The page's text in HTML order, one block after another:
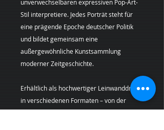
unverwechselbaren expressiven Pop-Art-
Stil interpretiere. Jedes Porträt steht für
eine prägende Epoche deutscher Politik
und bildet gemeinsam eine
außergewöhnliche Kunstsammlung
moderner Zeitgeschichte.
Erhältlich als hochwertiger Leinwanddruck
in verschiedenen Formaten – von der